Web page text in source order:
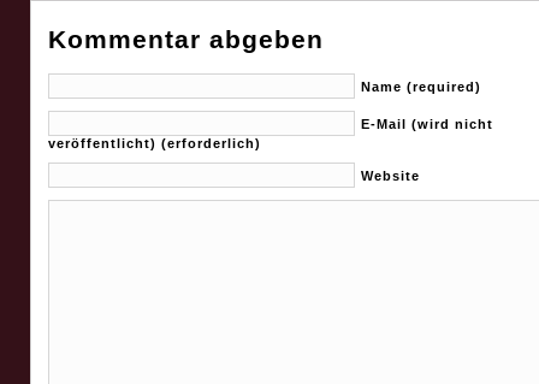
Kommentar abgeben
Name (required)
E-Mail (wird nicht
veröffentlicht) (erforderlich)
Website